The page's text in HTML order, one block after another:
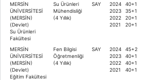
MERSİN
ÜNİVERSİTESİ
(MERSİN)
(Devlet)
Su Ürünleri
Fakültesi
Su Ürünleri
Mühendisliği
(4 Yıllık)
SAY
2024
2023
2022
2021
40+1
35+1
20+1
20+1
MERSİN
ÜNİVERSİTESİ
(MERSİN)
(Devlet)
Eğitim Fakültesi
Fen Bilgisi
Öğretmenliği
(4 Yıllık)
SAY
2024
2023
2022
2021
45+2
40+1
40+1
40+1